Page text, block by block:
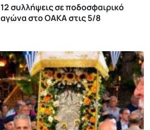
12 συλλήψεις σε ποδοσφαιρικό
αγώνα στο ΟΑΚΑ στις 5/8